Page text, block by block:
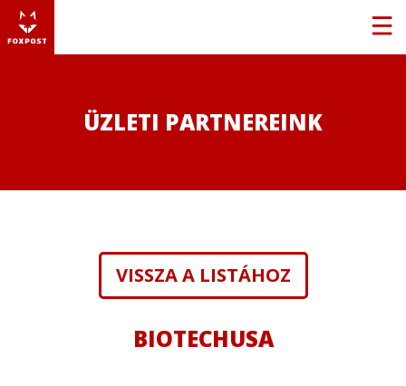
ÜZLETI PARTNEREINK
VISSZA A LISTÁHOZ
BIOTECHUSA